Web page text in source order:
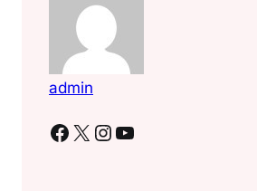
admin
Facebook X Instagram YouTube